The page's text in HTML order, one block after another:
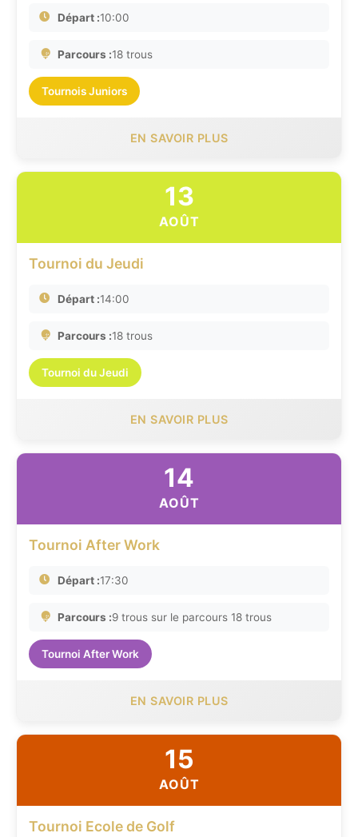
Départ :10:00
Parcours :18 trous
Tournois Juniors
EN SAVOIR PLUS
13
AOÛT
Tournoi du Jeudi
Départ :14:00
Parcours :18 trous
Tournoi du Jeudi
EN SAVOIR PLUS
14
AOÛT
Tournoi After Work
Départ :17:30
Parcours :9 trous sur le parcours 18 trous
Tournoi After Work
EN SAVOIR PLUS
15
AOÛT
Tournoi Ecole de Golf